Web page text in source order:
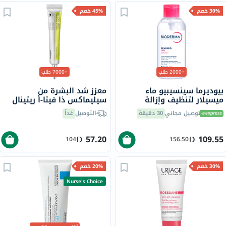
30% خصم
+2000 طلب
بيوديرما سينسيبيو ماء
ميسيلار لتنظيف وإزالة
المكياج 850 ملتوصيل مجاني30 دقيقة
109.55
156.50
45% خصم
+7000 طلب
معزز شد البشرة من
سيليماكس ذا فيتا-أ ريتينال
شوت، 15 مل
التوصيلغداً
57.20
104
30% خصم
20% خصم
Nurse's Choice